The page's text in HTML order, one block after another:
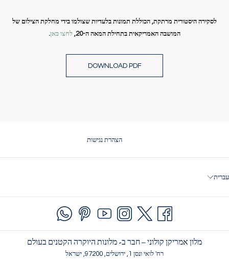
לסקירה היסטורית מרתקת, הכוללת תמונות בלעדיות שצולמו בידי מחלקת הצילום של
המושבה האמריקאית בתחילת המאה ה-20,
לחצו כאן.
DOWNLOAD PDF
הצהרת נגישות
עברית
מלון אמריקן קולוני – חבר ב- מלונות היוקרה הקטנים בעולם
רח' לואי ונסן 1, ירושלים, 97200, ישראל